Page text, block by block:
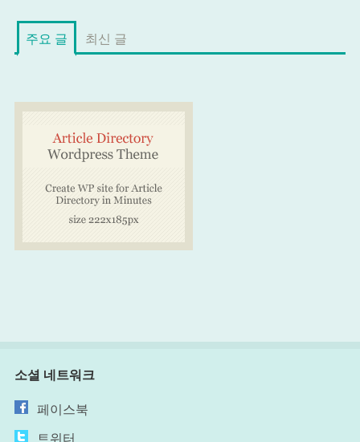
주요 글 최신 글
소셜 네트워크
페이스북
트위터